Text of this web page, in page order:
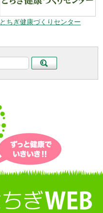
とちぎ健康づくりセンター